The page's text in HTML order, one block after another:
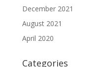
December 2021
August 2021
April 2020
Categories